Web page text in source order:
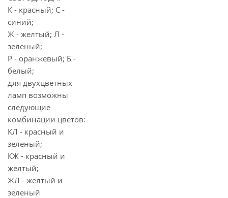
К - красный; С -
синий;
Ж - желтый; Л -
зеленый;
Р - оранжевый; Б -
белый;
для двухцветных
ламп возможны
следующие
комбинации цветов:
КЛ - красный и
зеленый;
КЖ - красный и
желтый;
ЖЛ - желтый и
зеленый